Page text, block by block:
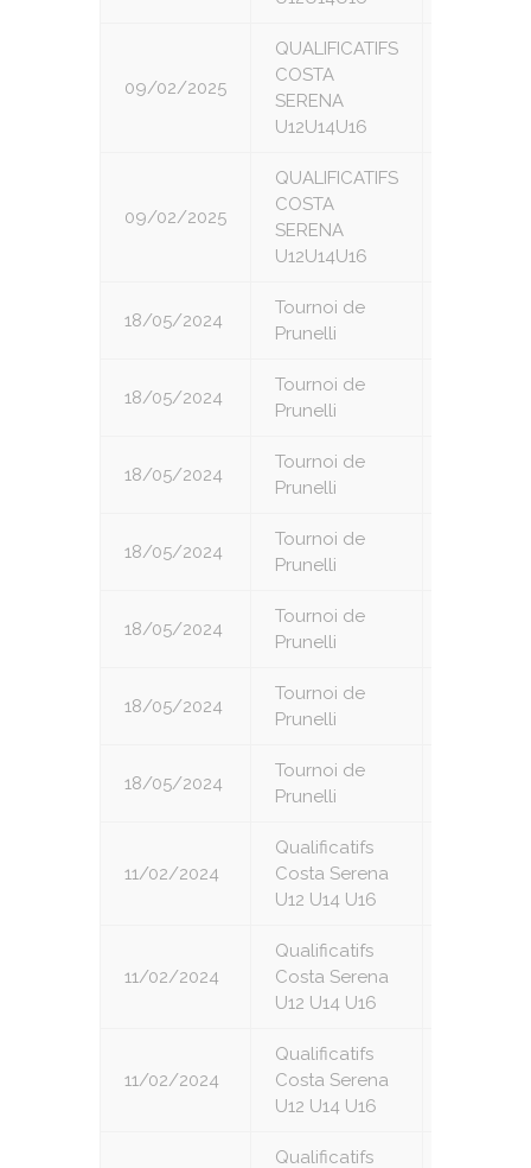
09/02/2025
QUALIFICATIFS
COSTA
SERENA
U12U14U16
09/02/2025
QUALIFICATIFS
COSTA
SERENA
U12U14U16
18/05/2024
Tournoi de
Prunelli
18/05/2024
Tournoi de
Prunelli
18/05/2024
Tournoi de
Prunelli
18/05/2024
Tournoi de
Prunelli
18/05/2024
Tournoi de
Prunelli
18/05/2024
Tournoi de
Prunelli
18/05/2024
Tournoi de
Prunelli
11/02/2024
Qualificatifs
Costa Serena
U12 U14 U16
11/02/2024
Qualificatifs
Costa Serena
U12 U14 U16
11/02/2024
Qualificatifs
Costa Serena
U12 U14 U16
Qualificatifs